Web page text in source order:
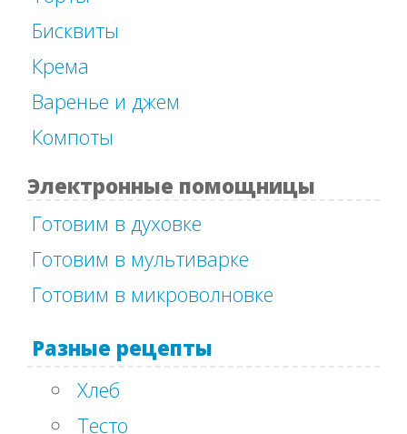
Бисквиты
Крема
Варенье и джем
Компоты
Электронные помощницы
Готовим в духовке
Готовим в мультиварке
Готовим в микроволновке
Разные рецепты
Хлеб
Тесто